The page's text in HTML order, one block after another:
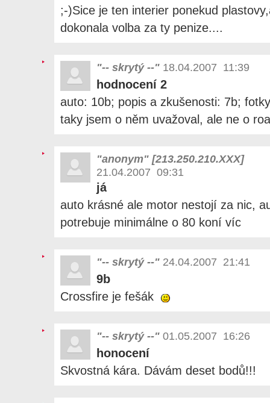
;-)Sice je ten interier ponekud
dokonala volba za ty penize....
"-- skrytý --" 18.04.2007 11:39
hodnocení 2
auto: 10b; popis a zkušenosti: 7b;
taky jsem o něm uvažoval, ale ne o
"anonym" [213.250.210.XXX]
21.04.2007 09:31
já
auto krásné ale motor nestojí za nic,
potrebuje minimálne o 80 koní víc
"-- skrytý --" 24.04.2007 21:41
9b
Crossfire je fešák
"-- skrytý --" 01.05.2007 16:26
honocení
Skvostná kára. Dávám deset bodů!!!